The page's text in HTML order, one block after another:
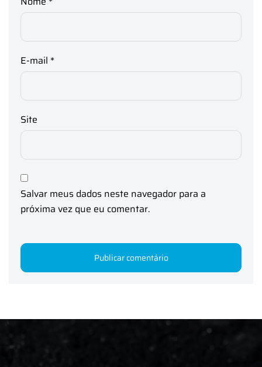
E-mail *
Site
Salvar meus dados neste navegador para a
próxima vez que eu comentar.